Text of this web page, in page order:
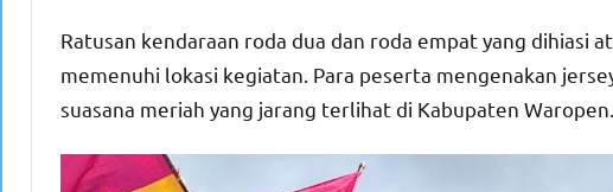
Ratusan kendaraan roda dua dan roda empat yang dihiasi
memenuhi lokasi kegiatan. Para peserta mengenakan
suasana meriah yang jarang terlihat di Kabupaten Waropen.